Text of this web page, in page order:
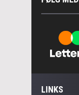
LINKS